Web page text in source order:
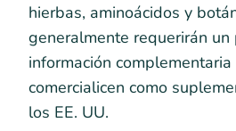
hierbas, aminoácidos y
generalmente requerirán un
información complementaria
comercialicen como
los EE. UU.